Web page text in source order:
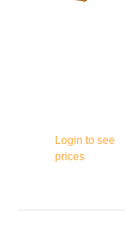
Login to see
prices